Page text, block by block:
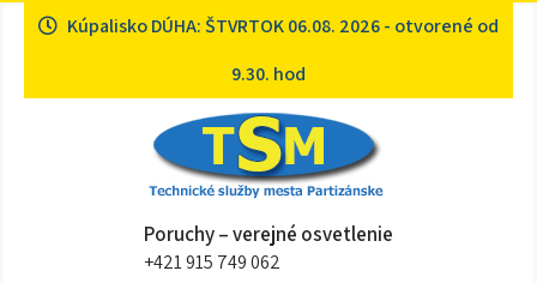
Kúpalisko DÚHA: ŠTVRTOK 06.08. 2026 - otvorené od
9.30. hod
Technické služby mesta
Sme tu pre vásPoruchy – verejné osvetlenie
+421 915 749 062